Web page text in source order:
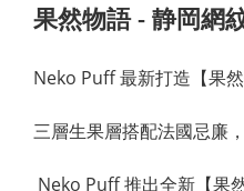
果然物語 - 静岡網
Neko Puff 最新打造【果然
三層生果層搭配法國忌廉